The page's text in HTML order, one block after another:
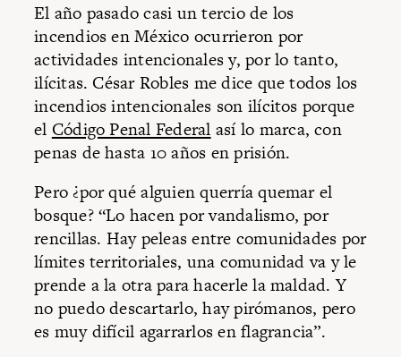
El año pasado casi un tercio de los
incendios en México ocurrieron por
actividades intencionales y, por lo tanto,
ilícitas. César Robles me dice que todos los
incendios intencionales son ilícitos porque
el Código Penal Federal así lo marca, con
penas de hasta 10 años en prisión.
Pero ¿por qué alguien querría quemar el
bosque? “Lo hacen por vandalismo, por
rencillas. Hay peleas entre comunidades por
límites territoriales, una comunidad va y le
prende a la otra para hacerle la maldad. Y
no puedo descartarlo, hay pirómanos, pero
es muy difícil agarrarlos en flagrancia”.